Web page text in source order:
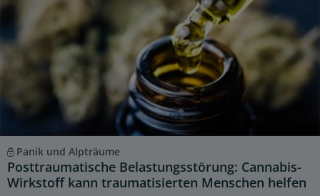
Panik und Alpträume
Posttraumatische Belastungsstörung: Cannabis-
Wirkstoff kann traumatisierten Menschen helfen